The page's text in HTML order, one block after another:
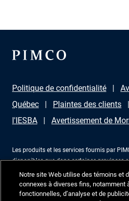
Politique de confidentialité
Québec
Plaintes des clients
l'IESBA
Avertissement de
Les produits et les services fournis par
disponibles que dans certaines provinces
Canada et uniquement par l'intermédiaire
Aucune partie de ce document ne peut
ni utilisée comme référence dans une
Notre site Web utilise des témoins et
connexes à diverses fins, notamment
fonctionnelles, d’analyse et de